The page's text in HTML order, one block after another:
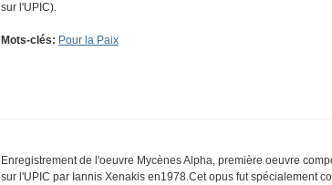
sur l'UPIC).
Mots-clés: Pour la Paix
Enregistrement de l'oeuvre Mycènes Alpha, première oeuvre
sur l'UPIC par Iannis Xenakis en1978.Cet opus fut spécialement